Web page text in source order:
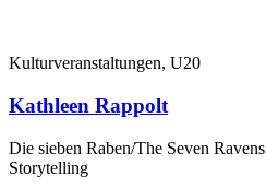
Kulturveranstaltungen, U20
Kathleen Rappolt
Die sieben Raben/The Seven Ravens
Storytelling